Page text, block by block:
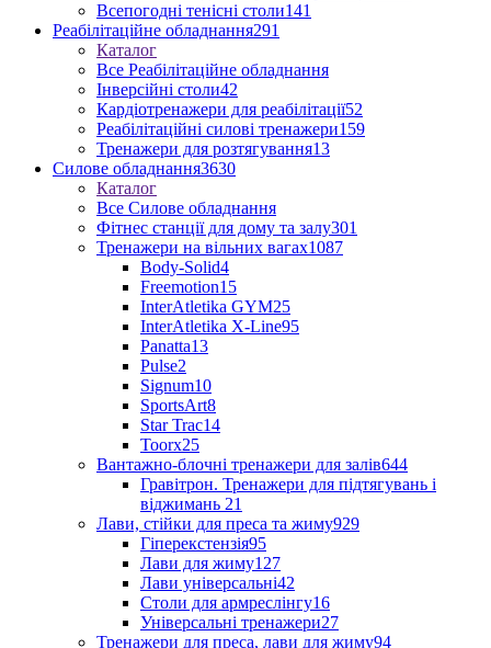
Всепогодні тенісні столи141
Реабілітаційне обладнання291
Каталог
Все Реабілітаційне обладнання
Інверсійні столи42
Кардіотренажери для реабілітації52
Реабілітаційні силові тренажери159
Тренажери для розтягування13
Силове обладнання3630
Каталог
Все Силове обладнання
Фітнес станції для дому та залу301
Тренажери на вільних вагах1087
Body-Solid4
Freemotion15
InterAtletika GYM25
InterAtletika X-Line95
Panatta13
Pulse2
Signum10
SportsArt8
Star Trac14
Toorx25
Вантажно-блочні тренажери для залів644
Гравітрон. Тренажери для підтягувань і
віджимань 21
Лави, стійки для преса та жиму929
Гіперекстензія95
Лави для жиму127
Лави універсальні42
Столи для армреслінгу16
Універсальні тренажери27
Тренажери для преса, лави для жиму94